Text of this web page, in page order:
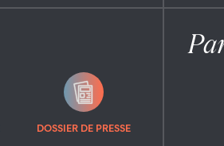
DOSSIER DE PRESSE